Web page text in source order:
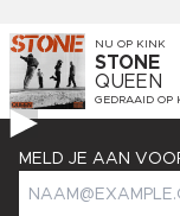
NU OP KINK
STONE
QUEEN
GEDRAAID OP
MELD JE AAN